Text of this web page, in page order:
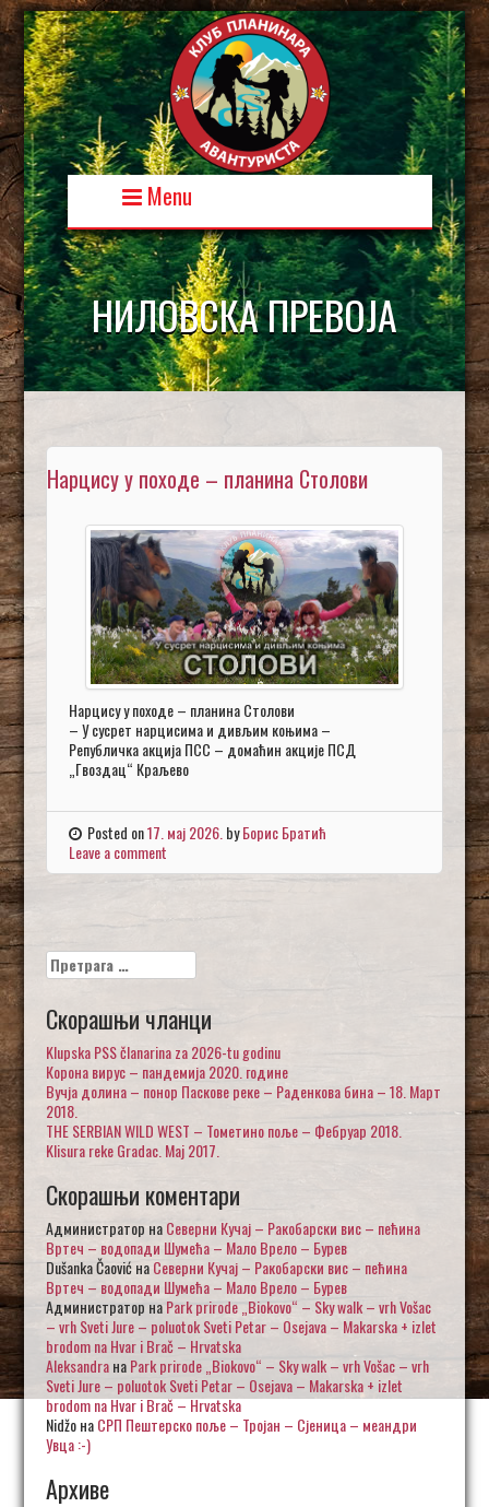
Skip
to
content
Menu
НИЛОВСКА ПРЕВОЈА
Нарцису у походе – планина Столови
Нарцису у походе – планина Столови
– У сусрет нарцисима и дивљим коњима –
Републичка акција ПСС – домаћин акције ПСД
„Гвоздац“ Краљево
Posted on17. мај 2026. byБорис Братић
Leave a comment
Претрага
за:
Скорашњи чланци
Klupska PSS članarina za 2026-tu godinu
Корона вирус – пандемија 2020. године
Вучја долина – понор Паскове реке – Раденкова бина – 18. Март
2018.
THE SERBIAN WILD WEST – Тометино поље – Фебруар 2018.
Klisura reke Gradac. Maj 2017.
Скорашњи коментари
Администратор наСеверни Кучај – Ракобарски вис – пећина
Вртеч – водопади Шумећа – Мало Врело – Бурев
Dušanka ČaovićнаСеверни Кучај – Ракобарски вис – пећина
Вртеч – водопади Шумећа – Мало Врело – Бурев
Администратор наPark prirode „Biokovo“ – Sky walk – vrh Vošac
– vrh Sveti Jure – poluotok Sveti Petar – Osejava – Makarska + izlet
brodom na Hvar i Brač – Hrvatska
AleksandraнаPark prirode „Biokovo“ – Sky walk – vrh Vošac – vrh
Sveti Jure – poluotok Sveti Petar – Osejava – Makarska + izlet
brodom na Hvar i Brač – Hrvatska
NidžoнаСРП Пештерско поље – Тројан – Сјеница – меандри
Увца :-)
Архиве